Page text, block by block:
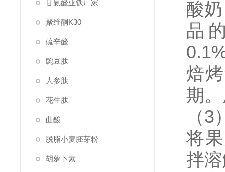
甘氨酸亚铁厂家
聚维酮K30
硫辛酸
豌豆肽
人参肽
花生肽
曲酸
脱脂小麦胚芽粉
胡萝卜素
酸
品
焙
期
（
将
拌